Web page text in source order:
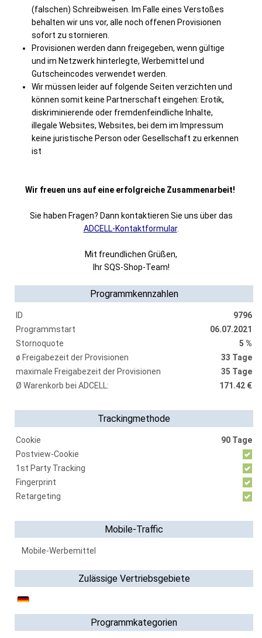
(falschen) Schreibweisen. Im Falle eines Verstoßes
behalten wir uns vor, alle noch offenen Provisionen
sofort zu stornieren.
Provisionen werden dann freigegeben, wenn gültige
und im Netzwerk hinterlegte, Werbemittel und
Gutscheincodes verwendet werden.
Wir müssen leider auf folgende Seiten verzichten und
können somit keine Partnerschaft eingehen: Erotik,
diskriminierende oder fremdenfeindliche Inhalte,
illegale Websites, Websites, bei dem im Impressum
keine juristische Person oder Gesellschaft zu erkennen
ist
Wir freuen uns auf eine erfolgreiche Zusammenarbeit!
Sie haben Fragen? Dann kontaktieren Sie uns über das
ADCELL-Kontaktformular.
Mit freundlichen Grüßen,
IhrSQS-Shop-Team!
Programmkennzahlen
ID
9796
Programmstart
06.07.2021
Stornoquote
5 %
ø Freigabezeit der Provisionen
33 Tage
maximale Freigabezeit der Provisionen
35 Tage
Ø Warenkorb bei ADCELL:
171.42 €
Trackingmethode
Cookie
90 Tage
Postview-Cookie
1st Party Tracking
Fingerprint
Retargeting
Mobile-Traffic
Mobile-Werbemittel
Zulässige Vertriebsgebiete
Programmkategorien